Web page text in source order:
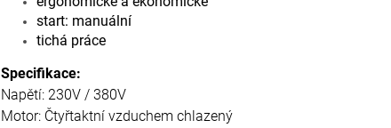
start: manuální
tichá práce
Specifikace:
Napětí: 230V / 380V
Motor: Čtyřtaktní vzduchem chlazený